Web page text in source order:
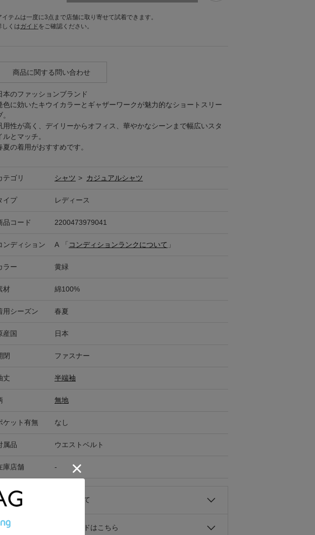
イテムは一度に3点まで店舗に取り寄せて試着できます。
しくはガイド をご確認ください。
商品に関する問い合わせ
本のファッションブランド
色に効いたキウイカラーとギャザーワークが魅力的なショートスリー
。
用性が高く、デイリーからオフィス、華やかなシーンまで幅広いスタ
ルとマッチ。
夏の着用がおすすめです。
テゴリ シャツ > カジュアルシャツ
イプ レディース
品コード 2200473979041
ンディション A 「 コンディションランクについて 」
ラー 黄緑
材 綿100%
用シーズン 春夏
産国 日本
閉 ファスナー
丈 半端袖
無地
ケット有無 なし
属品 ウエストベルト
庫店舗 -
キャンセル・返品について
お買い物時のご利用ガイドはこちら